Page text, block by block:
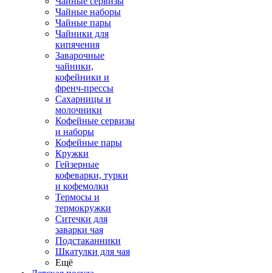
Чайные наборы
Чайные пары
Чайники для
кипячения
Заварочные
чайники,
кофейники и
френч-прессы
Сахарницы и
молочники
Кофейные сервизы
и наборы
Кофейные пары
Кружки
Гейзерные
кофеварки, турки
и кофемолки
Термосы и
термокружки
Ситечки для
заварки чая
Подстаканники
Шкатулки для чая
Ещё